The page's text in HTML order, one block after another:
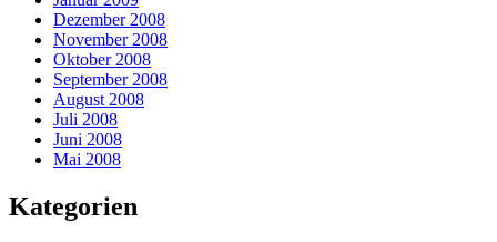
Dezember 2008
November 2008
Oktober 2008
September 2008
August 2008
Juli 2008
Juni 2008
Mai 2008
Kategorien